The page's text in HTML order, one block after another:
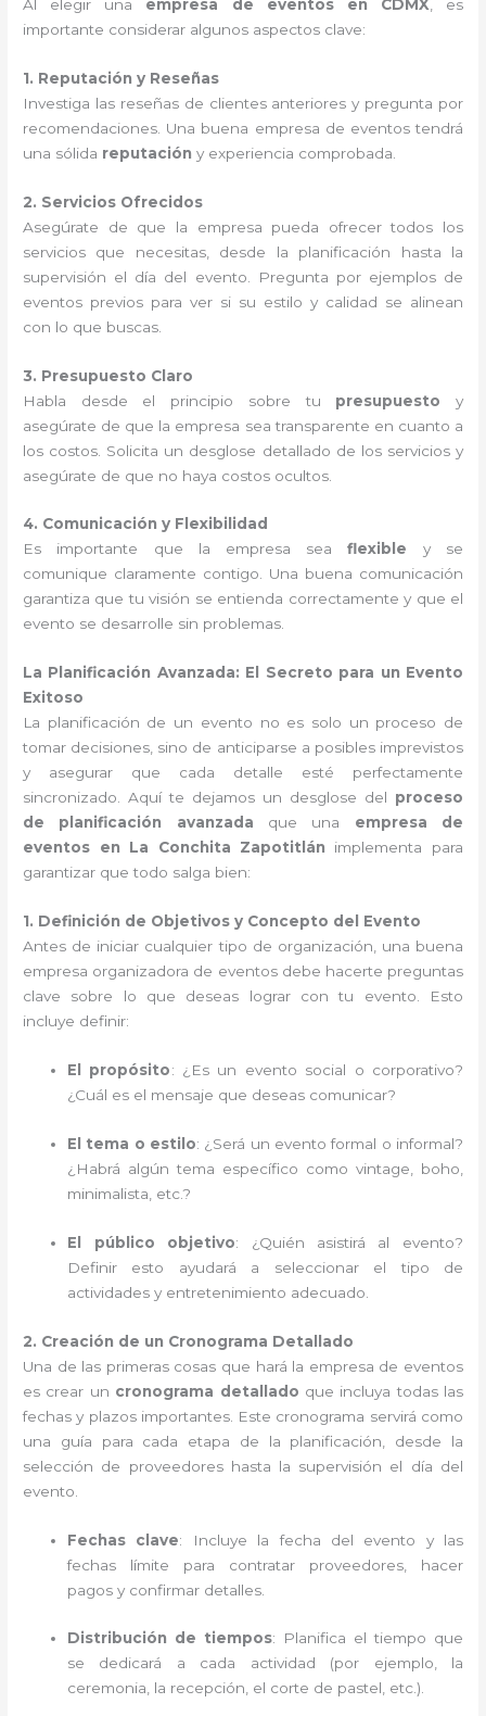
Al elegir una empresa de eventos en CDMX , es
importante considerar algunos aspectos clave:
1. Reputación y Reseñas
Investiga las reseñas de clientes anteriores y pregunta por
recomendaciones. Una buena empresa de eventos tendrá
una sólida reputación y experiencia comprobada.
2. Servicios Ofrecidos
Asegúrate de que la empresa pueda ofrecer todos los
servicios que necesitas, desde la planificación hasta la
supervisión el día del evento. Pregunta por ejemplos de
eventos previos para ver si su estilo y calidad se alinean
con lo que buscas.
3. Presupuesto Claro
Habla desde el principio sobre tu presupuesto y
asegúrate de que la empresa sea transparente en cuanto a
los costos. Solicita un desglose detallado de los servicios y
asegúrate de que no haya costos ocultos.
4. Comunicación y Flexibilidad
Es importante que la empresa seaflexible y se
comunique claramente contigo. Una buena comunicación
garantiza que tu visión se entienda correctamente y que el
evento se desarrolle sin problemas.
La Planificación Avanzada: El Secreto para un Evento
Exitoso
La planificación de un evento no es solo un proceso de
tomar decisiones, sino de anticiparse a posibles imprevistos
y asegurar que cada detalle esté perfectamente
sincronizado. Aquí te dejamos un desglose del proceso
de planificación avanzada que una empresa de
eventos en La Conchita Zapotitlán implementa para
garantizar que todo salga bien:
1. Definición de Objetivos y Concepto del Evento
Antes de iniciar cualquier tipo de organización, una buena
empresa organizadora de eventos debe hacerte preguntas
clave sobre lo que deseas lograr con tu evento. Esto
incluye definir:
El propósito: ¿Es un evento social o corporativo?
¿Cuál es el mensaje que deseas comunicar?
El tema o estilo: ¿Será un evento formal o informal?
¿Habrá algún tema específico como vintage, boho,
minimalista, etc.?
El público objetivo: ¿Quién asistirá al evento?
Definir esto ayudará a seleccionar el tipo de
actividades y entretenimiento adecuado.
2. Creación de un Cronograma Detallado
Una de las primeras cosas que hará la empresa de eventos
es crear un cronograma detallado que incluya todas las
fechas y plazos importantes. Este cronograma servirá como
una guía para cada etapa de la planificación, desde la
selección de proveedores hasta la supervisión el día del
evento.
Fechas clave: Incluye la fecha del evento y las
fechas límite para contratar proveedores, hacer
pagos y confirmar detalles.
Distribución de tiempos: Planifica el tiempo que
se dedicará a cada actividad (por ejemplo, la
ceremonia, la recepción, el corte de pastel, etc.).